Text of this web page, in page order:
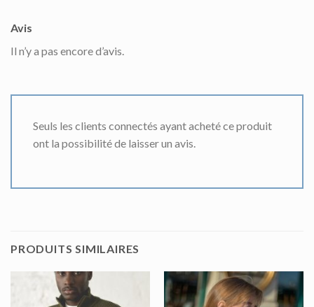
Avis
Il n’y a pas encore d’avis.
Seuls les clients connectés ayant acheté ce produit
ont la possibilité de laisser un avis.
PRODUITS SIMILAIRES